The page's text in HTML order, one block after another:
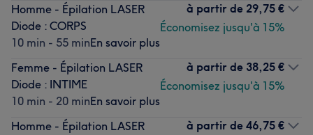
Homme - Épilation LASER
Diode : CORPS
10 min - 55 minEn savoir plus
à partir de 29,75 €
Économisez jusqu'à 15%
Femme - Épilation LASER
Diode : INTIME
10 min - 20 minEn savoir plus
à partir de 38,25 €
Économisez jusqu'à 15%
Homme - Épilation LASER
à partir de 46,75 €